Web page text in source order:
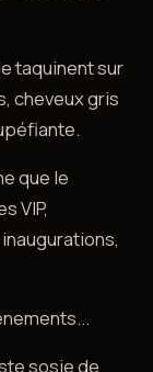
taquinent sur
cheveux gris
que le
VIP,
sosie de